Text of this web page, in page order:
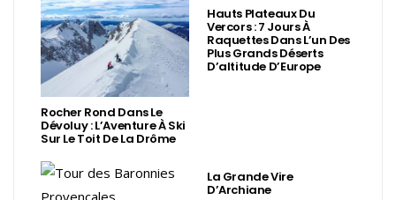
Rocher Rond Dans Le
Dévoluy : L’Aventure À Ski
Sur Le Toit De La Drôme
Hauts Plateaux Du
Vercors : 7 Jours À
Raquettes Dans L’un Des
Plus Grands Déserts
D’altitude D’Europe
La Grande Vire
D’Archiane